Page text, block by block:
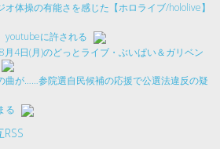
オ体操の有能さを感じた【ホロライブ/hololive】
youtubeに許される
月4日(月)のどっとライブ・ぶいぱい＆ガリベン
曲が……参院選自民候補の応援で公選法違反の疑
る